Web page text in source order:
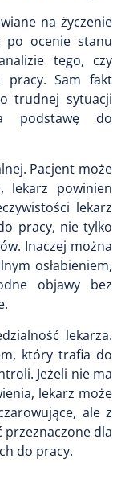
na życzenie
po ocenie stanu
tego, czy
pracy. Sam fakt
trudnej sytuacji
podstawę do
Pacjent może
lekarz powinien
lekarz
pracy, nie tylko
Inaczej można
osłabieniem,
objawy bez
lekarza.
który trafia do
Jeżeli nie ma
lekarz może
ale z
przeznaczone dla
do pracy.